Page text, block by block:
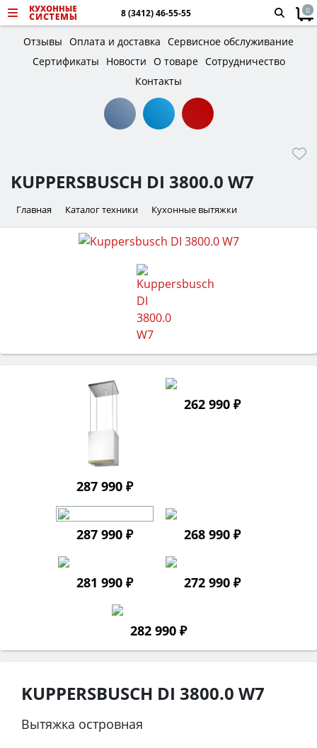
8 (3412) 46-55-55 0
Отзывы Оплата и доставка Сервисное обслуживание
Сертификаты
Новости О товаре Сотрудничество
Контакты
KUPPERSBUSCH DI 3800.0 W7
Главная Каталог техники Кухонные вытяжки
287 990 ₽
262 990 ₽
287 990 ₽ 268 990 ₽
281 990 ₽ 272 990 ₽
282 990 ₽
KUPPERSBUSCH DI 3800.0 W7
Вытяжка островная